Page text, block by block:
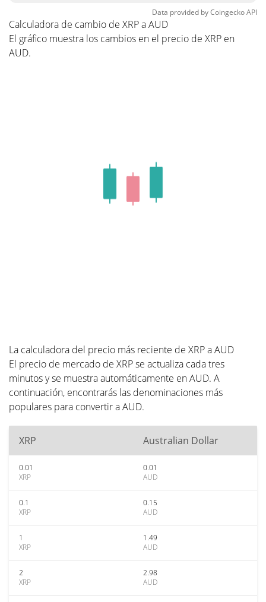
Data provided byCoingeckoAPI
Calculadora de cambio de XRP a AUD
El gráfico muestra los cambios en el precio de XRP en
AUD.
La calculadora del precio más reciente de XRP a AUD
El precio de mercado de XRP se actualiza cada tres
minutos y se muestra automáticamente en AUD. A
continuación, encontrarás las denominaciones más
populares para convertir a AUD.
XRP Australian Dollar
0.01
XRP
0.01
AUD
0.1
XRP
0.15
AUD
1
XRP
1.49
AUD
2
XRP
2.98
AUD